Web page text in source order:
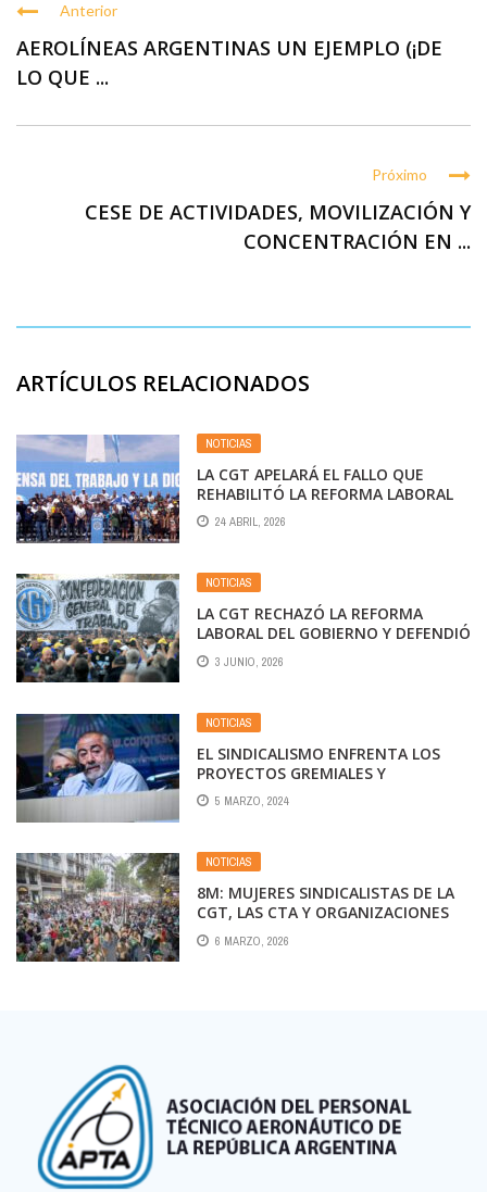
Anterior
AEROLÍNEAS ARGENTINAS UN EJEMPLO (¡DE
LO QUE ...
Próximo
CESE DE ACTIVIDADES, MOVILIZACIÓN Y
CONCENTRACIÓN EN ...
ARTÍCULOS RELACIONADOS
NOTICIAS
LA CGT APELARÁ EL FALLO QUE
REHABILITÓ LA REFORMA LABORAL
DE JAVIER MILEI
24 ABRIL, 2026
NOTICIAS
LA CGT RECHAZÓ LA REFORMA
LABORAL DEL GOBIERNO Y DEFENDIÓ
LA LIBERTAD SINDICAL
3 JUNIO, 2026
NOTICIAS
EL SINDICALISMO ENFRENTA LOS
PROYECTOS GREMIALES Y
LABORALES DE MILEI
5 MARZO, 2024
NOTICIAS
8M: MUJERES SINDICALISTAS DE LA
CGT, LAS CTA Y ORGANIZACIONES
SOCIALES
6 MARZO, 2026